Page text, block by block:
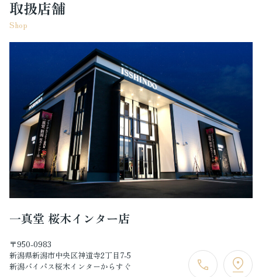
取扱店舗
Shop
一真堂 桜木インター店
〒950-0983
新潟県新潟市中央区神道寺2丁目7-5
新潟バイパス桜木インターからすぐ